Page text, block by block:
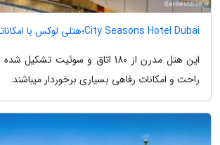
City Seasons Hotel Dubai؛هتلی لوکس با امکاناتی خاص در دبی
این هتل مدرن از 180 اتاق و سوئیت
راحت و امکانات رفاهی بسیاری برخوردار میباشند.